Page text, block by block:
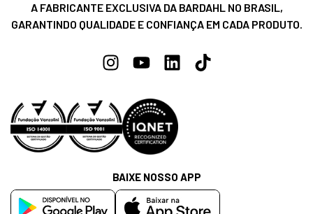
A FABRICANTE EXCLUSIVA DA BARDAHL NO BRASIL,
GARANTINDO QUALIDADE E CONFIANÇA EM CADA PRODUTO.
BAIXE NOSSO APP